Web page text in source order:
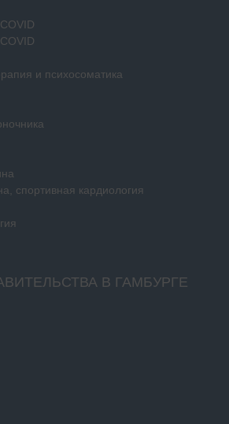
и психосоматика
спортивная кардиология
В ГАМБУРГЕ